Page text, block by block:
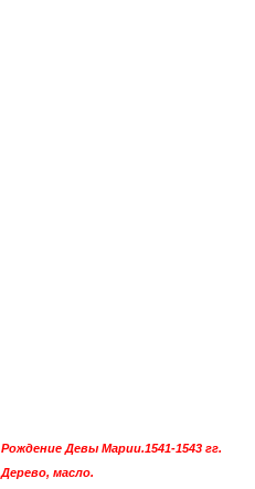
Рождение Девы Марии.1541-1543 гг.
Дерево, масло.